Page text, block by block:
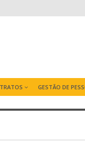
GESTÃO DE